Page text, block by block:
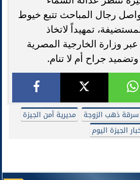
يواصل رجال المباحث تتبع خيوط
تمهيداً لاتخاذ
وزارة الخارجية المصرية
جراح أم لا تنام.
سرقة ذهب الزوجة
مديرية أمن الجيزة
الجيزة اليوم